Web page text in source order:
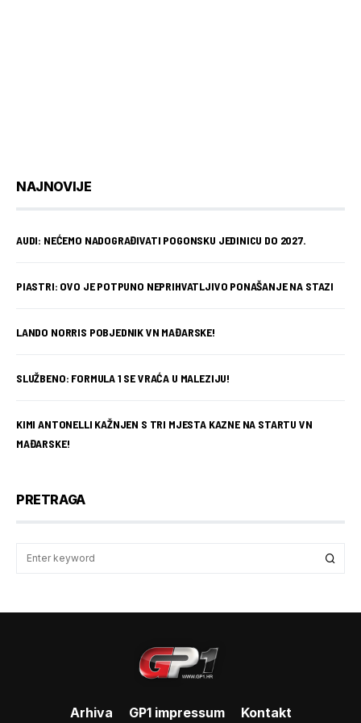
NAJNOVIJE
AUDI: NEĆEMO NADOGRAĐIVATI POGONSKU JEDINICU DO 2027.
PIASTRI: OVO JE POTPUNO NEPRIHVATLJIVO PONAŠANJE NA STAZI
LANDO NORRIS POBJEDNIK VN MAĐARSKE!
SLUŽBENO: FORMULA 1 SE VRAĆA U MALEZIJU!
KIMI ANTONELLI KAŽNJEN S TRI MJESTA KAZNE NA STARTU VN
MAĐARSKE!
PRETRAGA
Arhiva GP1 impressum Kontakt